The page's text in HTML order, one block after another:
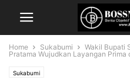
Home Sukabumi
Wakil Bupati
Pratama Wujudkan Layangan Prima
Sukabumi